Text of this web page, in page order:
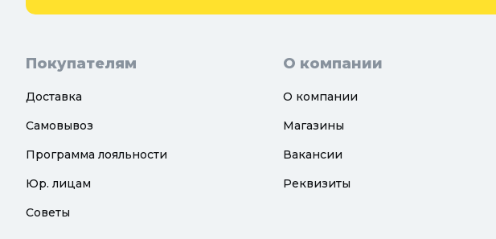
Покупателям
Доставка
Самовывоз
Программа лояльности
Юр. лицам
Советы
О компании
О компании
Магазины
Вакансии
Реквизиты